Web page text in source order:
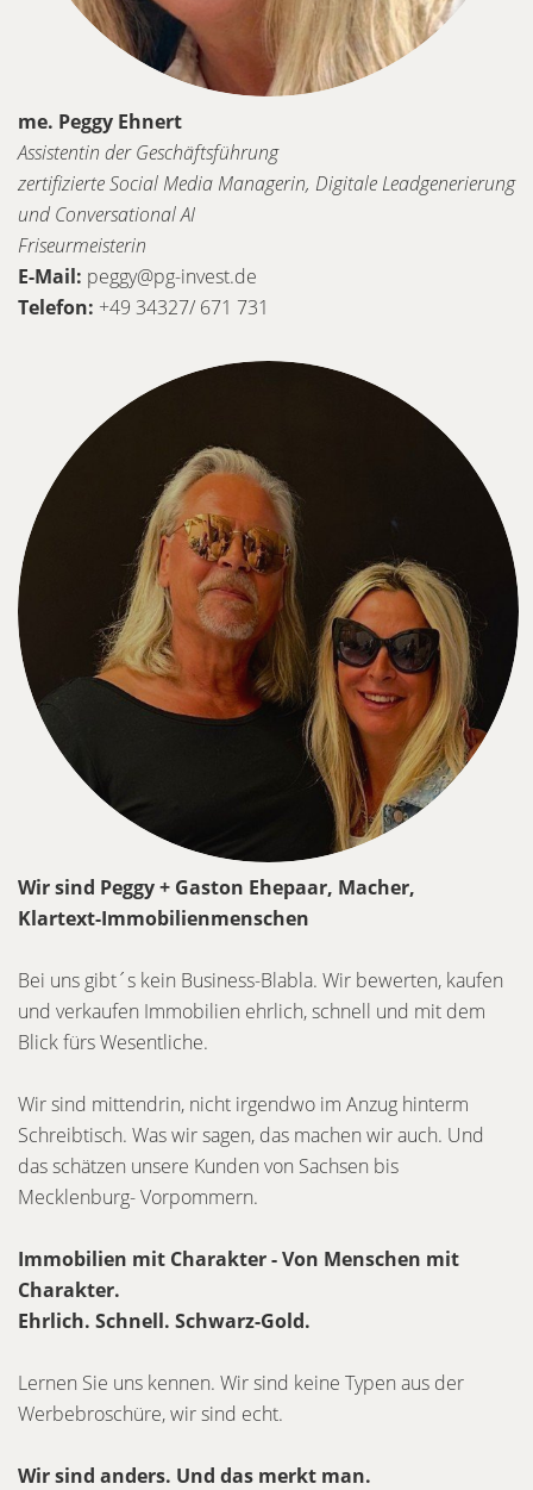
me. Peggy Ehnert
Assistentin der Geschäftsführung
zertifizierte Social Media Managerin, Digitale Leadgenerierung
und Conversational AI
Friseurmeisterin
E-Mail: peggy@pg-invest.de
Telefon: +49 34327/ 671 731
Wir sind Peggy + Gaston Ehepaar, Macher,
Klartext-Immobilienmenschen
Bei uns gibt´s kein Business-Blabla. Wir bewerten, kaufen
und verkaufen Immobilien ehrlich, schnell und mit dem
Blick fürs Wesentliche.
Wir sind mittendrin, nicht irgendwo im Anzug hinterm
Schreibtisch. Was wir sagen, das machen wir auch. Und
das schätzen unsere Kunden von Sachsen bis
Mecklenburg- Vorpommern.
Immobilien mit Charakter - Von Menschen mit
Charakter.
Ehrlich. Schnell. Schwarz-Gold.
Lernen Sie uns kennen. Wir sind keine Typen aus der
Werbebroschüre, wir sind echt.
Wir sind anders. Und das merkt man.